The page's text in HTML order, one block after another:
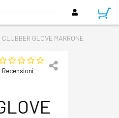
CLUBBER GLOVE MARRONE
Recensioni